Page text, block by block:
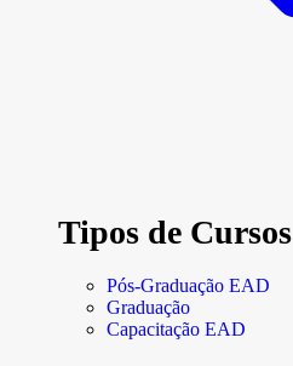
Tipos de Cursos
Pós-Graduação EAD
Graduação
Capacitação EAD